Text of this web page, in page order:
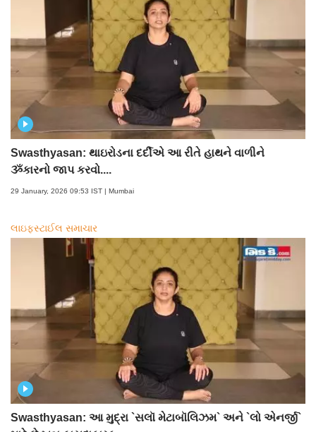
Swasthyasan: થાઇરોડના દર્દીએ આ રીતે હાથને વાળીને
ૐકારનો જાપ કરવો....
29 January, 2026 09:53 IST | Mumbai
લાઇફસ્ટાઈલ સમાચાર
Swasthyasan: આ મુદ્રા `સલૉ મેટાબૉલિઝમ` અને `લો એનર્જી`